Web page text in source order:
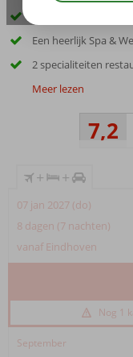
Een heerlijk Spa &
2 specialiteiten
Meer lezen
7,2
+ +
07 jan 2027 (do)
8 dagen (7 nachten)
vanaf Eindhoven
Nog 1
September